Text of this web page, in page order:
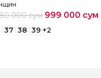
000сум 999 000 сум
37 38 39 +2